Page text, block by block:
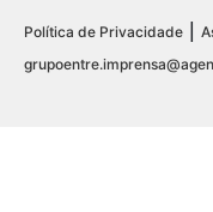
Política de Privacidade